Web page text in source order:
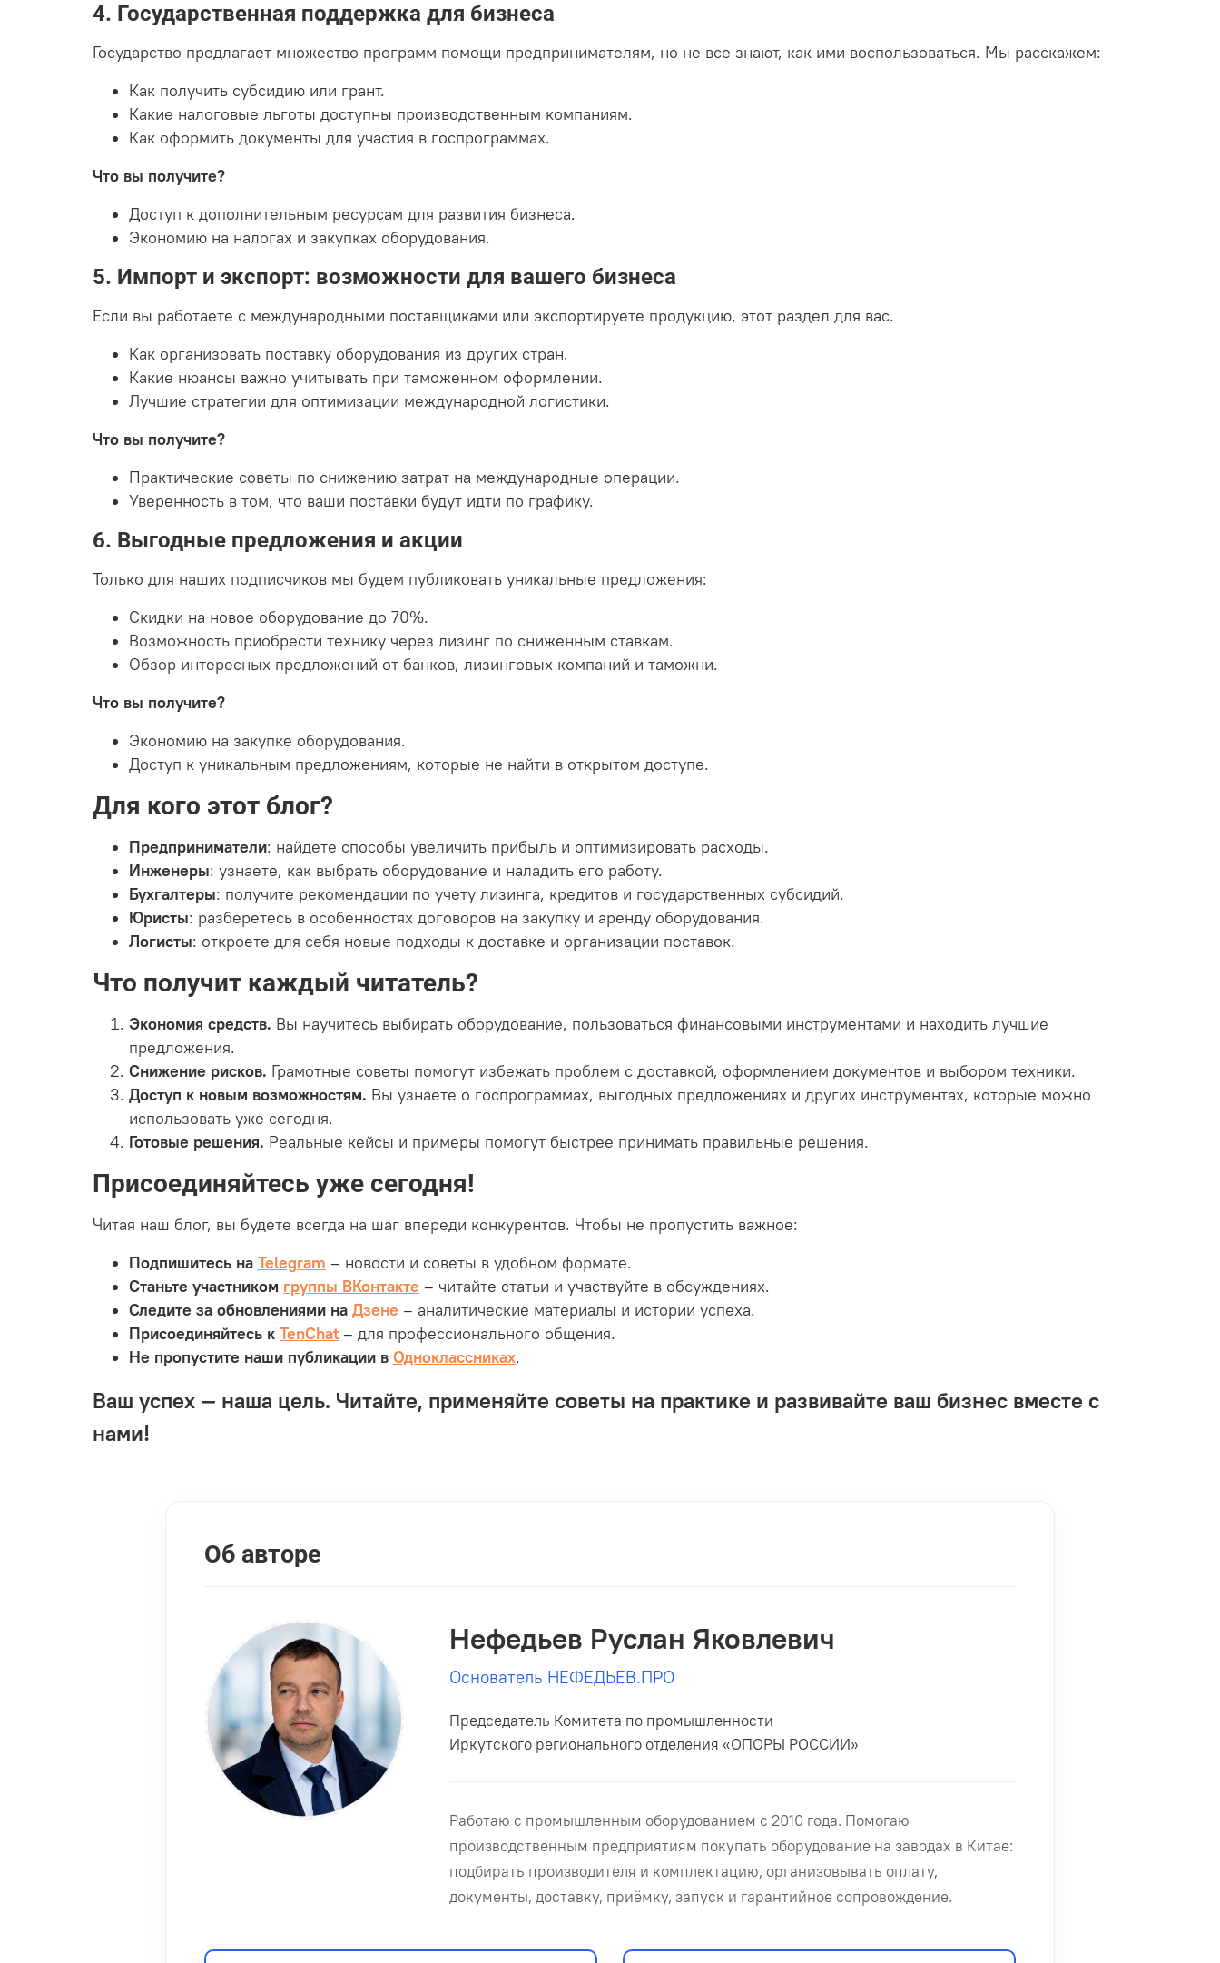
4. Государственная поддержка для бизнеса
Государство предлагает множество программ помощи предпринимателям, но не все знают, как ими воспользоваться. Мы расскажем:
Как получить субсидию или грант.
Какие налоговые льготы доступны производственным компаниям.
Как оформить документы для участия в госпрограммах.
Что вы получите?
Доступ к дополнительным ресурсам для развития бизнеса.
Экономию на налогах и закупках оборудования.
5. Импорт и экспорт: возможности для вашего бизнеса
Если вы работаете с международными поставщиками или экспортируете продукцию, этот раздел для вас.
Как организовать поставку оборудования из других стран.
Какие нюансы важно учитывать при таможенном оформлении.
Лучшие стратегии для оптимизации международной логистики.
Что вы получите?
Практические советы по снижению затрат на международные операции.
Уверенность в том, что ваши поставки будут идти по графику.
6. Выгодные предложения и акции
Только для наших подписчиков мы будем публиковать уникальные предложения:
Скидки на новое оборудование до 70%.
Возможность приобрести технику через лизинг по сниженным ставкам.
Обзор интересных предложений от банков, лизинговых компаний и таможни.
Что вы получите?
Экономию на закупке оборудования.
Доступ к уникальным предложениям, которые не найти в открытом доступе.
Для кого этот блог?
Предприниматели: найдете способы увеличить прибыль и оптимизировать расходы.
Инженеры: узнаете, как выбрать оборудование и наладить его работу.
Бухгалтеры: получите рекомендации по учету лизинга, кредитов и государственных субсидий.
Юристы: разберетесь в особенностях договоров на закупку и аренду оборудования.
Логисты: откроете для себя новые подходы к доставке и организации поставок.
Что получит каждый читатель?
Экономия средств. Вы научитесь выбирать оборудование, пользоваться финансовыми инструментами и находить лучшие
предложения.
Снижение рисков. Грамотные советы помогут избежать проблем с доставкой, оформлением документов и выбором техники.
Доступ к новым возможностям. Вы узнаете о госпрограммах, выгодных предложениях и других инструментах, которые можно
использовать уже сегодня.
Готовые решения. Реальные кейсы и примеры помогут быстрее принимать правильные решения.
Присоединяйтесь уже сегодня!
Читая наш блог, вы будете всегда на шаг впереди конкурентов. Чтобы не пропустить важное:
Подпишитесь на Telegram – новости и советы в удобном формате.
Станьте участником группы ВКонтакте – читайте статьи и участвуйте в обсуждениях.
Следите за обновлениями на Дзене – аналитические материалы и истории успеха.
Присоединяйтесь к TenChat– для профессионального общения.
Не пропустите наши публикации в Одноклассниках.
Ваш успех — наша цель. Читайте, применяйте советы на практике и развивайте ваш бизнес вместе с
нами!
Об авторе
Нефедьев Руслан Яковлевич
Основатель НЕФЕДЬЕВ.ПРО
Председатель Комитета по промышленности
Иркутского регионального отделения «ОПОРЫ РОССИИ»
Работаю с промышленным оборудованием с 2010 года. Помогаю
производственным предприятиям покупать оборудование на заводах в Китае:
подбирать производителя и комплектацию, организовывать оплату,
документы, доставку, приёмку, запуск и гарантийное сопровождение.